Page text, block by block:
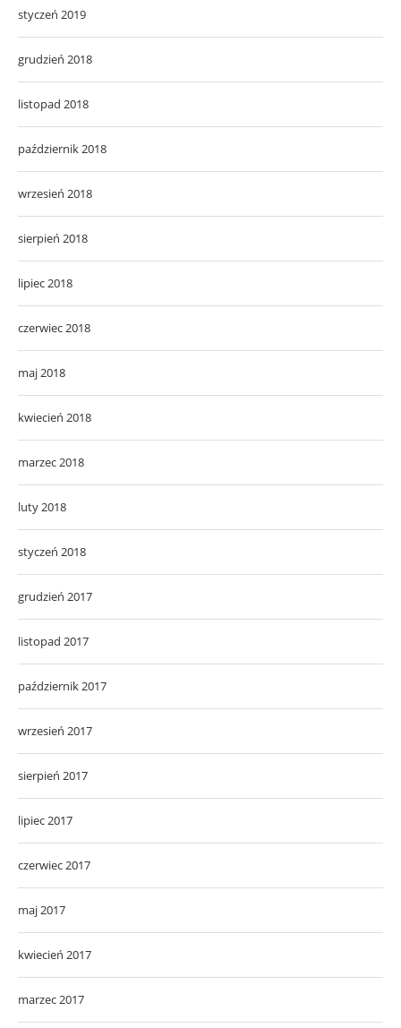
styczeń 2019
grudzień 2018
listopad 2018
październik 2018
wrzesień 2018
sierpień 2018
lipiec 2018
czerwiec 2018
maj 2018
kwiecień 2018
marzec 2018
luty 2018
styczeń 2018
grudzień 2017
listopad 2017
październik 2017
wrzesień 2017
sierpień 2017
lipiec 2017
czerwiec 2017
maj 2017
kwiecień 2017
marzec 2017